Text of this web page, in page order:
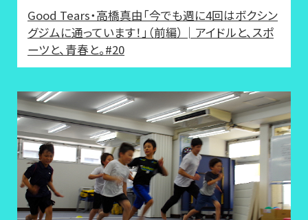
Good Tears・高橋真由「今でも週に4回はボクシン
グジムに通っています！」（前編）│アイドルと、スポ
ーツと、青春と。#20